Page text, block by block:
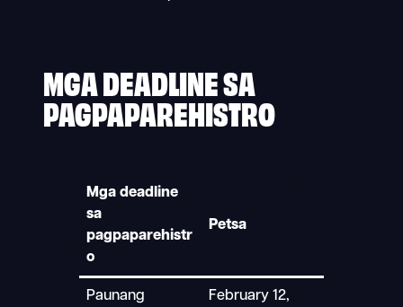
MGA DEADLINE SA
PAGPAPAREHISTRO
Mga deadline
sa
pagpaparehistr
o
Petsa
Paunang
February 12,